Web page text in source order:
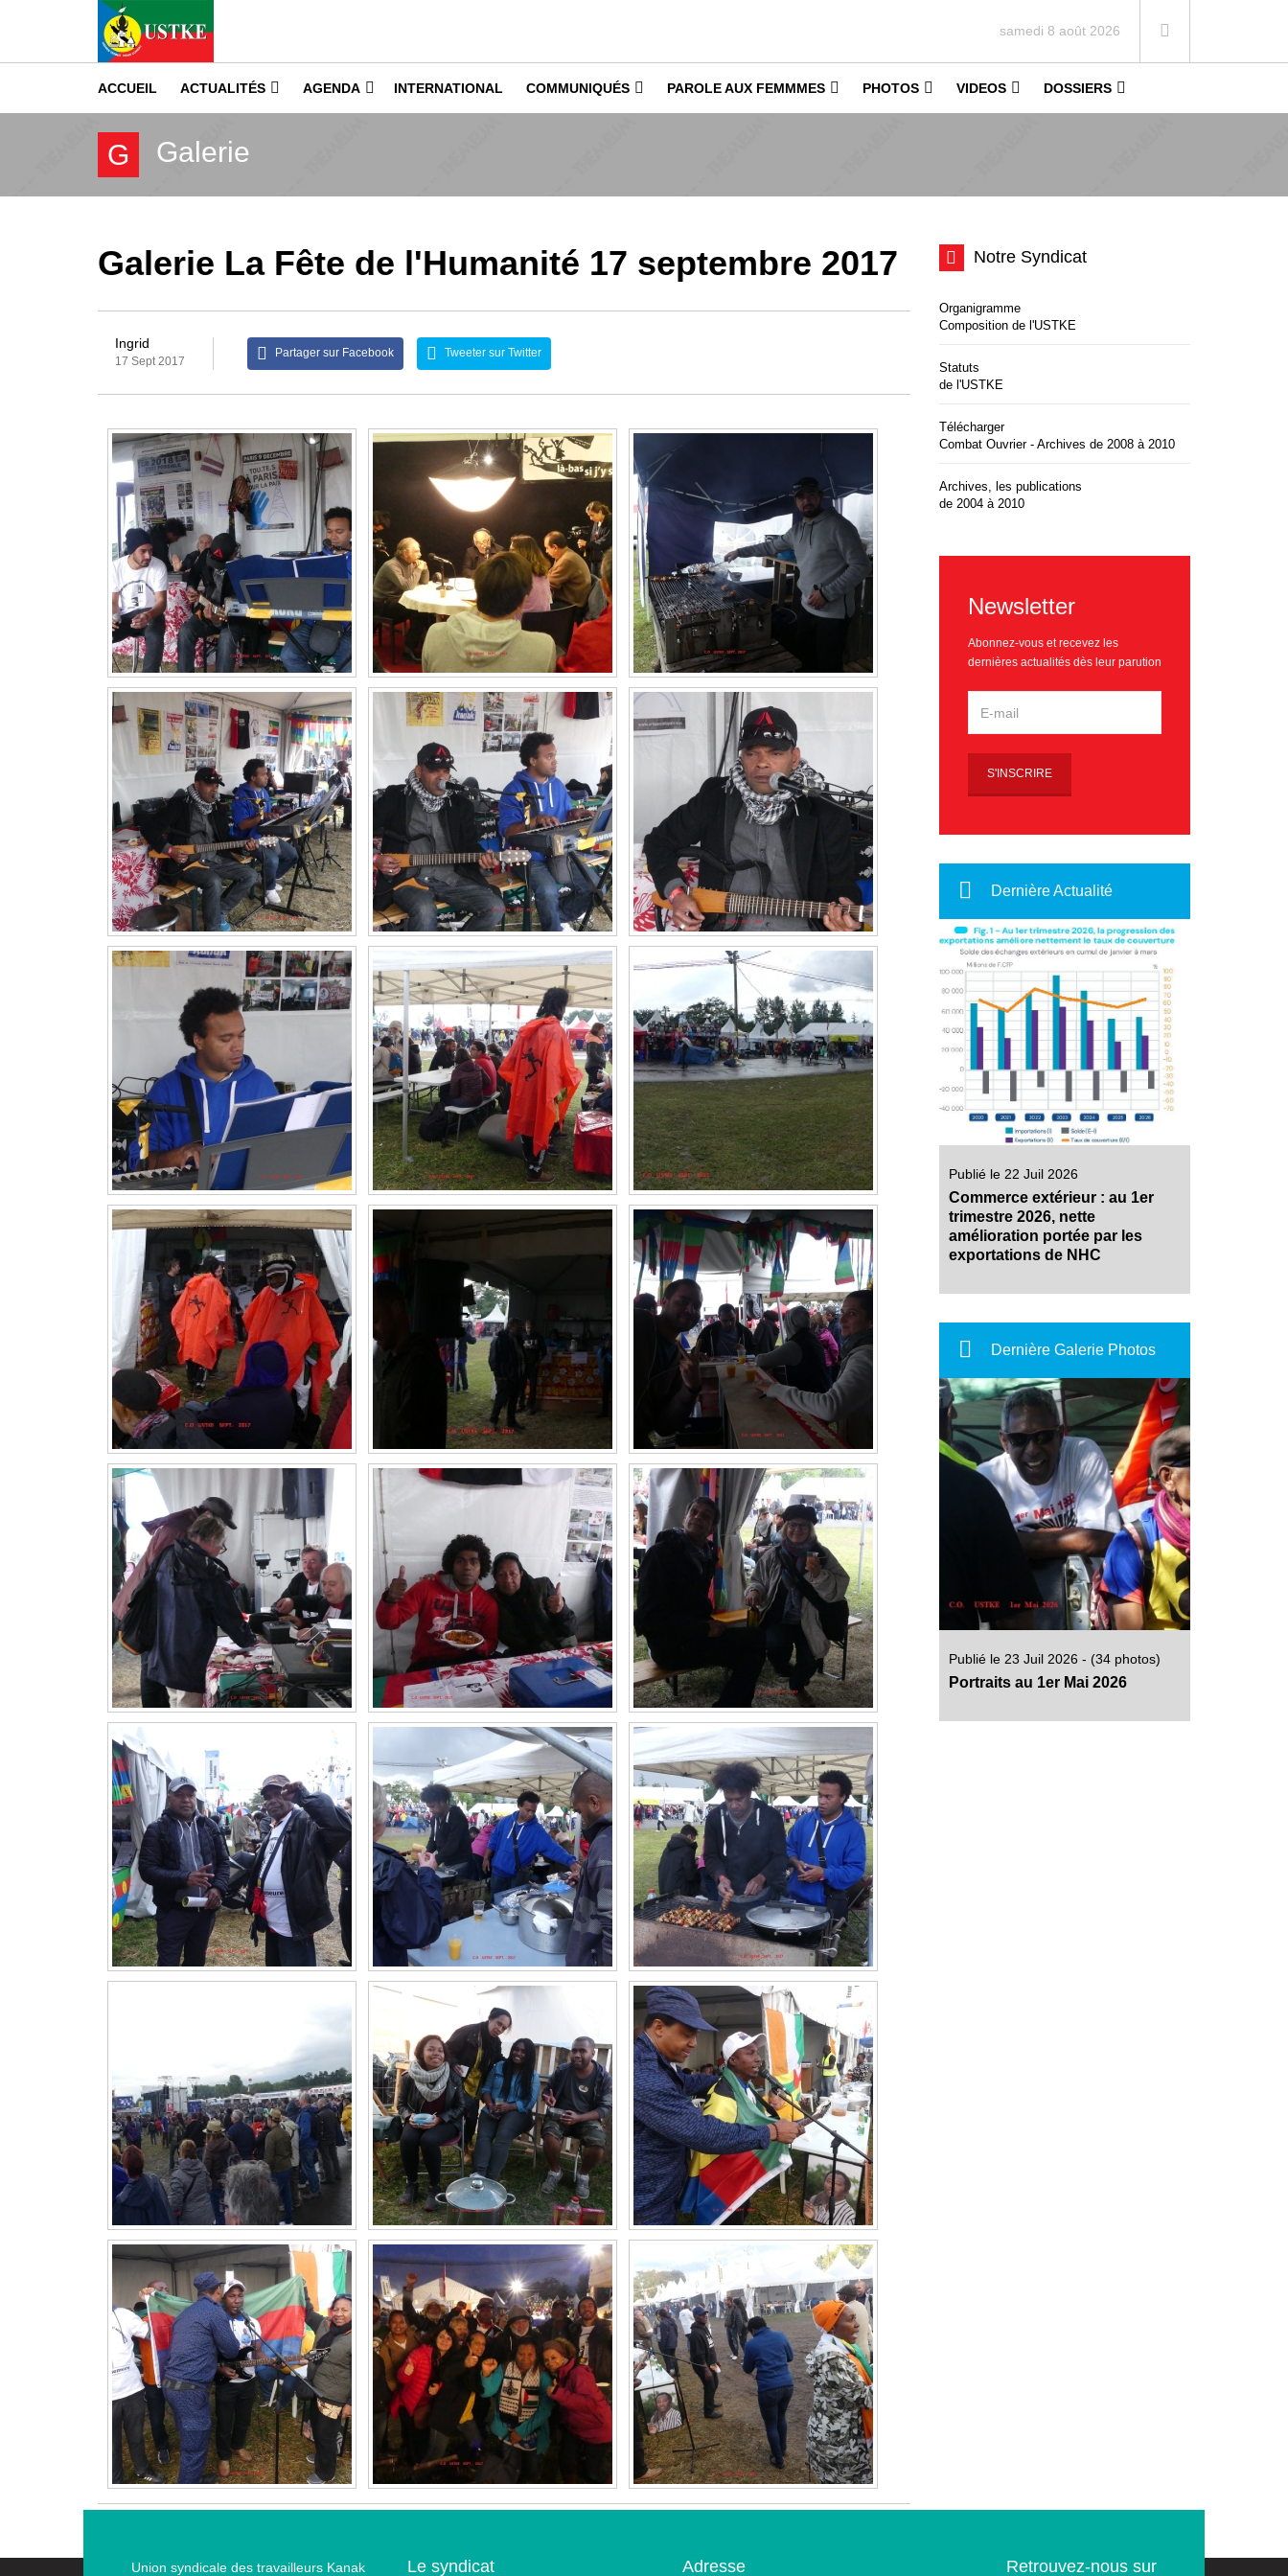
samedi 8 août 2026
ACCUEIL ACTUALITÉS AGENDA INTERNATIONAL COMMUNIQUÉS PAROLE AUX FEMMMES PHOTOS VIDEOS DOSSIERS
G Galerie
Galerie La Fête de l'Humanité 17 septembre 2017
Ingrid
17 Sept 2017
Partager sur Facebook Tweeter sur Twitter
Notre Syndicat
Organigramme
Composition de l'USTKE
Statuts
de l'USTKE
Télécharger
Combat Ouvrier - Archives de 2008 à 2010
Archives, les publications
de 2004 à 2010
Newsletter
Abonnez-vous et recevez les
dernières actualités dès leur parution
Dernière Actualité
Publié le 22 Juil 2026
Commerce extérieur : au 1er
trimestre 2026, nette
amélioration portée par les
exportations de NHC
Dernière Galerie Photos
Publié le 23 Juil 2026 - (34 photos)
Portraits au 1er Mai 2026
Union syndicale des travailleurs Kanak Le syndicat Adresse Retrouvez-nous sur